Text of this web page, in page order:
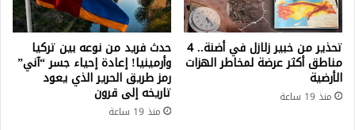
تحذير من خبير زلازل في أضنة.. 4
مناطق أكثر عرضة لمخاطر الهزات
الأرضية
منذ 19 ساعة
حدث فريد من نوعه بين تركيا
وأرمينيا! إعادة إحياء جسر “آني”
رمز طريق الحرير الذي يعود
تاريخه إلى قرون
منذ 19 ساعة